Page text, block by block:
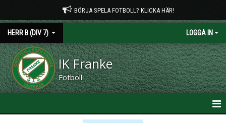
BÖRJA SPELA FOTBOLL? KLICKA HÄR!
HERR B (DIV 7) LOGGA IN
IK Franke
Fotboll